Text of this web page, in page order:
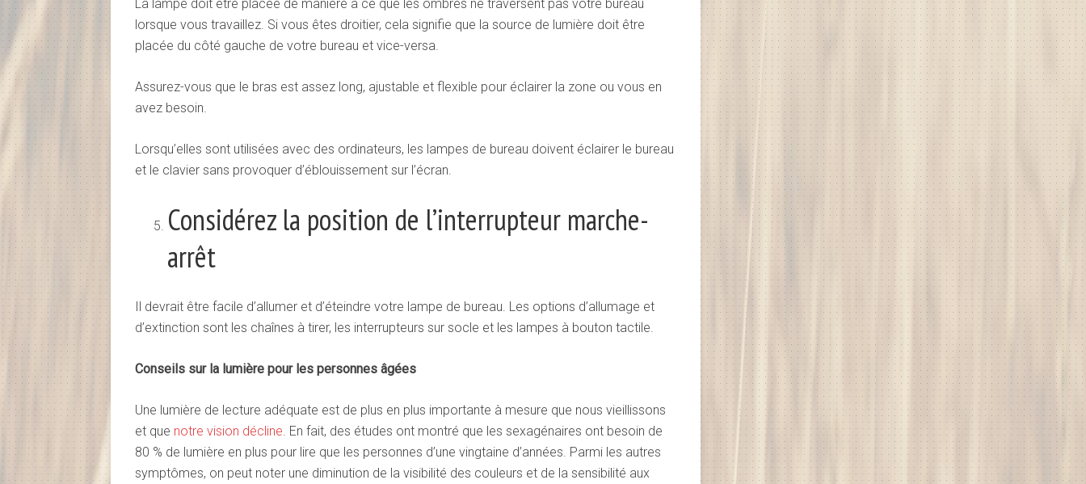
La lampe doit être placée de manière à ce que les ombres ne traversent pas votre bureau
lorsque vous travaillez. Si vous êtes droitier, cela signifie que la source de lumière doit être
placée du côté gauche de votre bureau et vice-versa.
Assurez-vous que le bras est assez long, ajustable et flexible pour éclairer la zone ou vous en
avez besoin.
Lorsqu’elles sont utilisées avec des ordinateurs, les lampes de bureau doivent éclairer le bureau
et le clavier sans provoquer d’éblouissement sur l’écran.
Considérez la position de l’interrupteur marche-
arrêt
Il devrait être facile d’allumer et d’éteindre votre lampe de bureau. Les options d’allumage et
d’extinction sont les chaînes à tirer, les interrupteurs sur socle et les lampes à bouton tactile.
Conseils sur la lumière pour les personnes âgées
Une lumière de lecture adéquate est de plus en plus importante à mesure que nous vieillissons
et que notre vision décline. En fait, des études ont montré que les sexagénaires ont besoin de
80 % de lumière en plus pour lire que les personnes d’une vingtaine d’années. Parmi les autres
symptômes, on peut noter une diminution de la visibilité des couleurs et de la sensibilité aux